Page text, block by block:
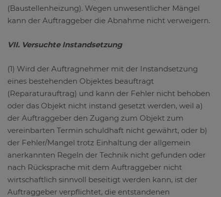
(Baustellenheizung). Wegen unwesentlicher Mängel
kann der Auftraggeber die Abnahme nicht verweigern.
VII. Versuchte Instandsetzung
(1) Wird der Auftragnehmer mit der Instandsetzung
eines bestehenden Objektes beauftragt
(Reparaturauftrag) und kann der Fehler nicht behoben
oder das Objekt nicht instand gesetzt werden, weil a)
der Auftraggeber den Zugang zum Objekt zum
vereinbarten Termin schuldhaft nicht gewährt, oder b)
der Fehler/Mangel trotz Einhaltung der allgemein
anerkannten Regeln der Technik nicht gefunden oder
nach Rücksprache mit dem Auftraggeber nicht
wirtschaftlich sinnvoll beseitigt werden kann, ist der
Auftraggeber verpflichtet, die entstandenen